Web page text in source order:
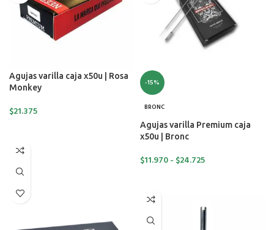
Agujas varilla caja x50u | Rosa
Monkey
$21.375
-15%
BRONC
Agujas varilla Premium caja
x50u | Bronc
$11.970- $24.725